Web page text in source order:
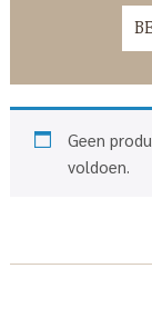
Geen
voldoen.